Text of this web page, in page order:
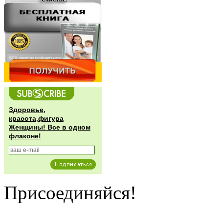
Здоровье,
красота,фигура
Женщины! Все в одном
флаконе!
Присоединяйся!